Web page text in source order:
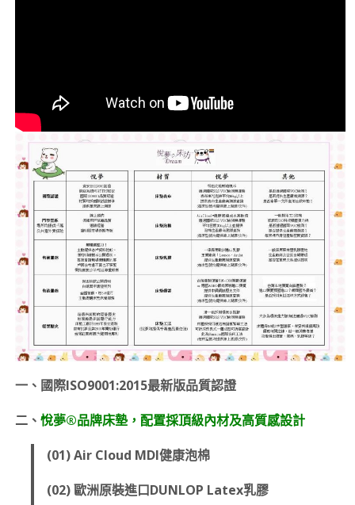
一、國際ISO9001:2015最新版品質認證
二、 悅夢®品牌床墊，配置採頂級內材及高質感設計
(01) Air Cloud MDI健康泡棉
(02) 歐洲原裝進口DUNLOP Latex乳膠